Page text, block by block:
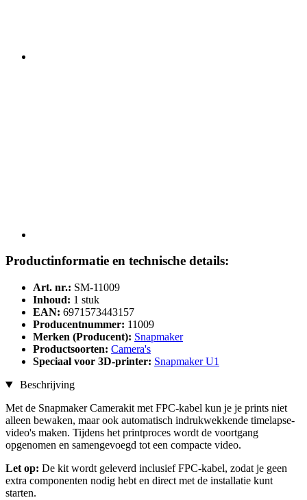
Productinformatie en technische details:
Art. nr.: SM-11009
Inhoud: 1 stuk
EAN: 6971573443157
Producentnummer: 11009
Merken (Producent): Snapmaker
Productsoorten: Camera's
Speciaal voor 3D-printer: Snapmaker U1
Beschrijving
Met de Snapmaker Camerakit met FPC-kabel kun je je prints niet
alleen bewaken, maar ook automatisch indrukwekkende timelapse-
video's maken. Tijdens het printproces wordt de voortgang
opgenomen en samengevoegd tot een compacte video.
Let op: De kit wordt geleverd inclusief FPC-kabel, zodat je geen
extra componenten nodig hebt en direct met de installatie kunt
starten.